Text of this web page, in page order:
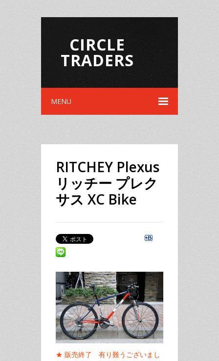
CIRCLE
TRADERS
MENU
RITCHEY Plexus
リッチー プレク
サス XC Bike
★ 販売終了 有り難うございまし